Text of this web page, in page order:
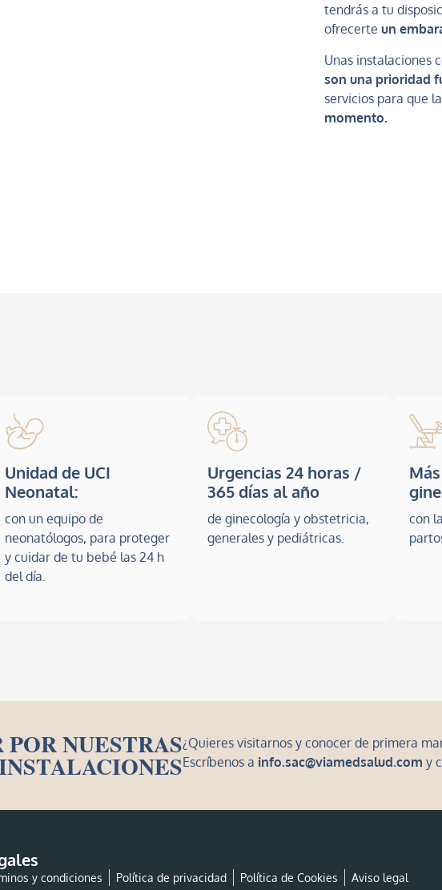
tendrás a tu
ofrecerte un
Unas instalaciones
son una prioridad
servicios para que
momento.
Unidad de UCI
Neonatal:
con un equipo de
neonatólogos, para proteger
y cuidar de tu bebé las 24 h
del día.
Urgencias 24 horas /
365 días al año
de ginecología y obstetricia,
generales y pediátricas.
con
POR NUESTRAS¿Quieres visitarnos y conocer de primera
Escríbenos a info.sac@viamedsalud.com y
y condiciones Política de privacidad Política de Cookies Aviso legal